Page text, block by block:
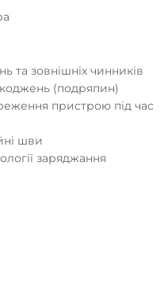
та зовнішніх чинників
(подряпин)
пристрою під час
шви
заряджання